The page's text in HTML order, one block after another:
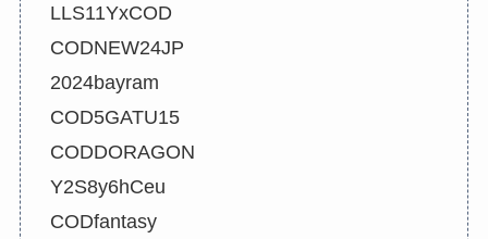
LLS11YxCOD
CODNEW24JP
2024bayram
COD5GATU15
CODDORAGON
Y2S8y6hCeu
CODfantasy